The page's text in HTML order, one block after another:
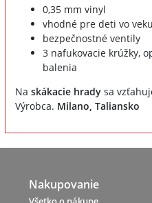
0,35 mm vinyl
vhodné pre deti vo
bezpečnostné ventily
3 nafukovacie krúžky,
balenia
Na skákacie hrady sa
Výrobca. Milano, Taliansko
Nakupovanie